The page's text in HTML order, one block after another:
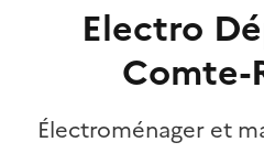
Electro
Électroménager et